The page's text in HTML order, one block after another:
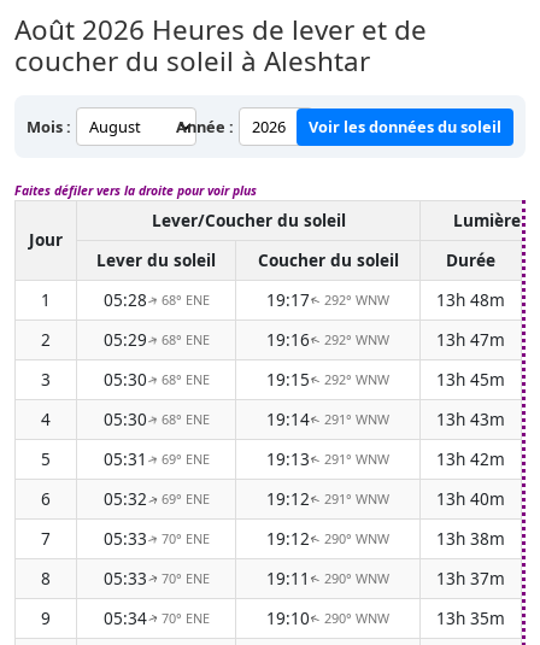
Août 2026 Heures de lever et de
coucher du soleil à Aleshtar
Mois : Année : Voir les données du soleil
Faites défiler vers la droite pour voir plus
Jour
Lever/Coucher du soleil
Lumière
Lever du soleil
Coucher du soleil
Durée
1
05:28↑ 68° ENE 19:17↑ 292° WNW 13h 48m
2
05:29↑ 68° ENE 19:16↑ 292° WNW 13h 47m
3
05:30↑ 68° ENE 19:15↑ 292° WNW 13h 45m
4
05:30↑ 68° ENE 19:14↑ 291° WNW 13h 43m
5
05:31 ↑ 69° ENE 19:13↑ 291° WNW 13h 42m
6
05:32↑ 69° ENE 19:12↑ 291° WNW 13h 40m
7
05:33↑ 70° ENE 19:12↑ 290° WNW 13h 38m
8
05:33↑ 70° ENE 19:11 ↑ 290° WNW 13h 37m
9
05:34↑ 70° ENE 19:10↑ 290° WNW 13h 35m